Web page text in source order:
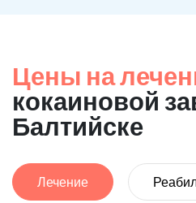
Цены на
кокаиновой
Балтийске
Лечение